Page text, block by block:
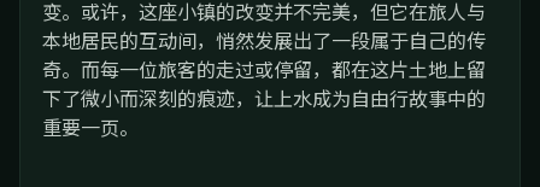
变。或许，这座小镇的改变并不完美，但它在旅人与
本地居民的互动间，悄然发展出了一段属于自己的传
奇。而每一位旅客的走过或停留，都在这片土地上留
下了微小而深刻的痕迹，让上水成为自由行故事中的
重要一页。